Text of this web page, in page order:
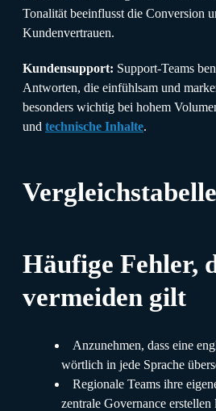
Tonalität beeinflusst die Conversion
Kundenvertrauen.
Kundensupport: Support-Teams
Antworten, die einfühlsam und
besonders wichtig bei hohem
und technische Inhalte.
Vergleichstabelle
Häufige Fehler,
vermeiden gilt
Anzunehmen, dass eine
wörtlich in jede Sprache
Regionale Teams ihre
zentrale Governance erstellen